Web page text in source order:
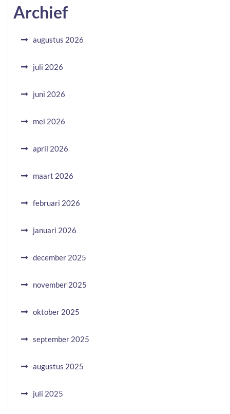
Archief
augustus 2026
juli 2026
juni 2026
mei 2026
april 2026
maart 2026
februari 2026
januari 2026
december 2025
november 2025
oktober 2025
september 2025
augustus 2025
juli 2025